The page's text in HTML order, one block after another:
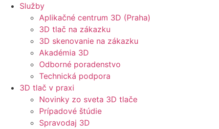
Služby
Aplikačné centrum 3D (Praha)
3D tlač na zákazku
3D skenovanie na zákazku
Akadémia 3D
Odborné poradenstvo
Technická podpora
3D tlač v praxi
Novinky zo sveta 3D tlače
Prípadové štúdie
Spravodaj 3D